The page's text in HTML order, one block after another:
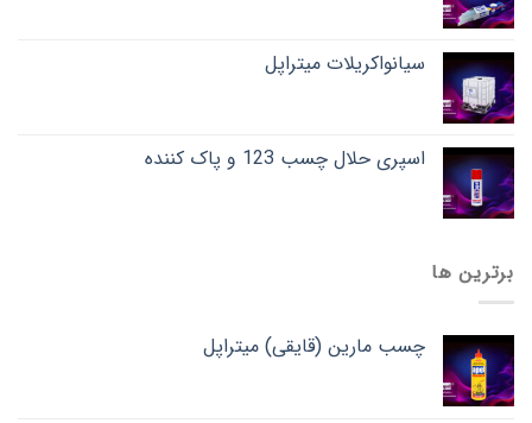
سیانواکریلات میتراپل
اسپری حلال چسب 123 و پاک کننده
برترین ها
چسب مارین (قایقی) میتراپل